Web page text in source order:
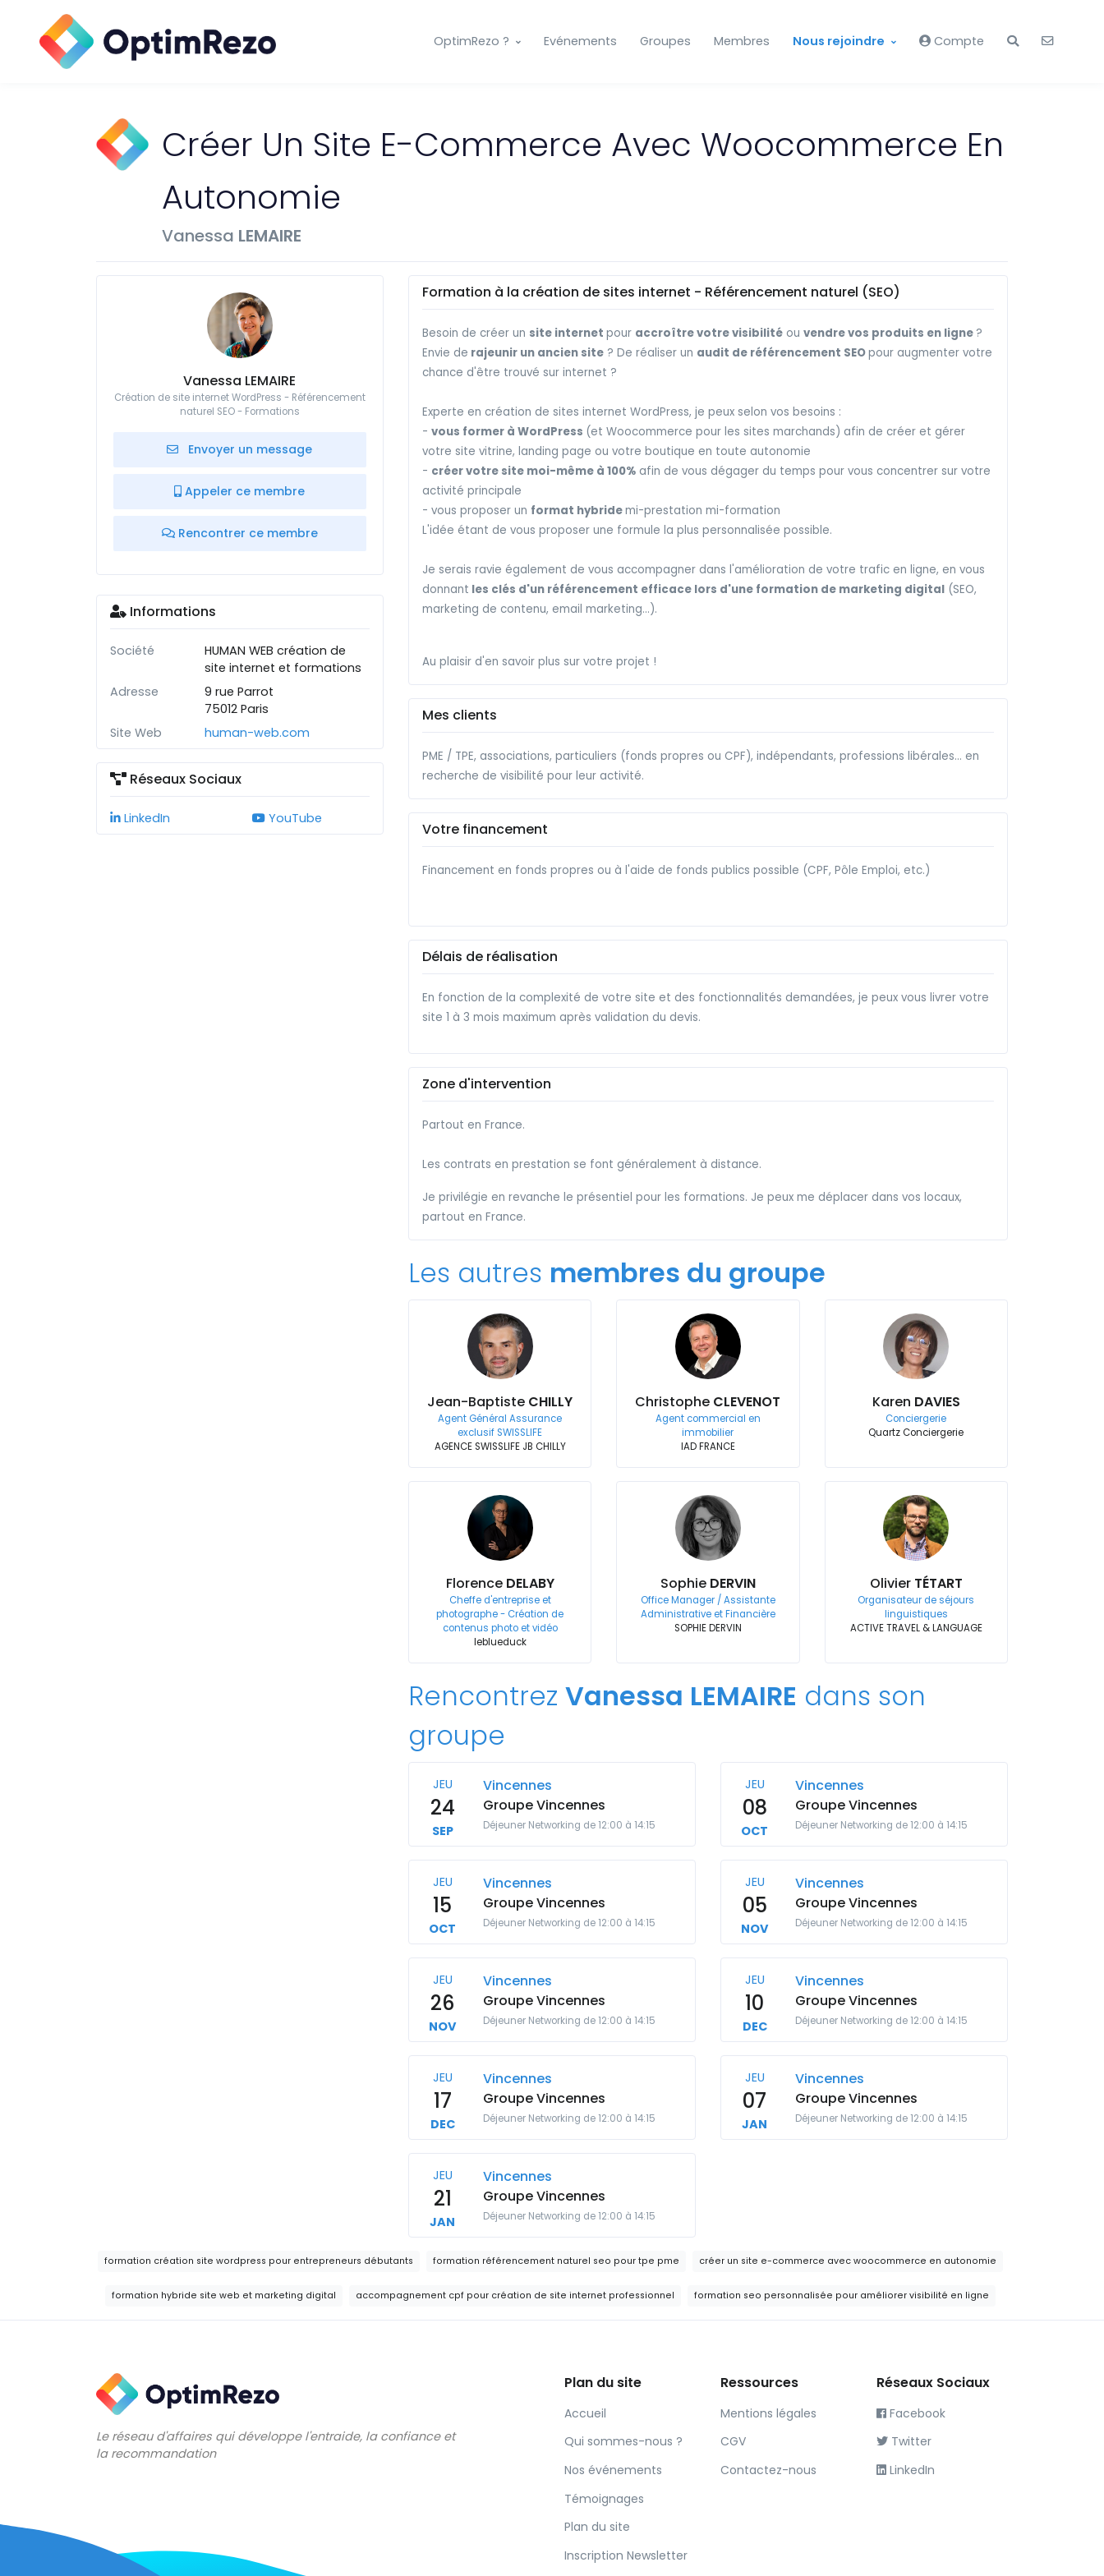
OptimRezo ? Evénements Groupes Membres Nous rejoindre Compte
Créer Un Site E-Commerce Avec Woocommerce En
Autonomie
Vanessa LEMAIRE
Vanessa LEMAIRE
Création de site internet WordPress - Référencement
naturel SEO - Formations
Envoyer un message
Appeler ce membre
Rencontrer ce membre
Informations
Société
HUMAN WEB création de
site internet et formations
Adresse
9 rue Parrot
75012 Paris
Site Web
human-web.com
Réseaux Sociaux
LinkedIn YouTube
Formation à la création de sites internet - Référencement naturel (SEO)
Besoin de créer un site internet pour accroître votre visibilitéou vendre vos produits en ligne ?
Envie de rajeunir un ancien site? De réaliser un audit de référencement SEOpour augmenter votre
chance d'être trouvé sur internet ?
Experte en création de sites internet WordPress, je peux selon vos besoins :
- vous former à WordPress (et Woocommerce pour les sites marchands) afin de créer et gérer
votre site vitrine, landing page ou votre boutique en toute autonomie
- créer votre site moi-même à 100%afin de vous dégager du temps pour vous concentrer sur votre
activité principale
- vous proposer un format hybridemi-prestation mi-formation
L'idée étant de vous proposer une formule la plus personnalisée possible.
Je serais ravie également de vous accompagner dans l'amélioration de votre trafic en ligne, en vous
donnant les clés d'un référencement efficace lors d'une formation de marketing digital(SEO,
marketing de contenu, email marketing...).
Au plaisir d'en savoir plus sur votre projet !
Mes clients
PME / TPE, associations, particuliers (fonds propres ou CPF), indépendants, professions libérales... en
recherche de visibilité pour leur activité.
Votre financement
Financement en fonds propres ou à l'aide de fonds publics possible (CPF, Pôle Emploi, etc.)
Délais de réalisation
En fonction de la complexité de votre site et des fonctionnalités demandées, je peux vous livrer votre
site 1 à 3 mois maximum après validation du devis.
Zone d'intervention
Partout en France.
Les contrats en prestation se font généralement à distance.
Je privilégie en revanche le présentiel pour les formations. Je peux me déplacer dans vos locaux,
partout en France.
Les autres membres du groupe
Jean-Baptiste CHILLY
Agent Général Assurance
exclusif SWISSLIFE
AGENCE SWISSLIFE JB CHILLY
Christophe CLEVENOT
Agent commercial en
immobilier
IAD FRANCE
Karen DAVIES
Conciergerie
Quartz Conciergerie
Florence DELABY
Cheffe d'entreprise et
photographe - Création de
contenus photo et vidéo
leblueduck
Sophie DERVIN
Office Manager / Assistante
Administrative et Financière
SOPHIE DERVIN
Olivier TÉTART
Organisateur de séjours
linguistiques
ACTIVE TRAVEL & LANGUAGE
Rencontrez Vanessa LEMAIRE dans son
groupe
JEU
24
SEP
Vincennes
Groupe Vincennes
Déjeuner Networking de 12:00 à 14:15
JEU
08
OCT
Vincennes
Groupe Vincennes
Déjeuner Networking de 12:00 à 14:15
JEU
15
OCT
Vincennes
Groupe Vincennes
Déjeuner Networking de 12:00 à 14:15
JEU
05
NOV
Vincennes
Groupe Vincennes
Déjeuner Networking de 12:00 à 14:15
JEU
26
NOV
Vincennes
Groupe Vincennes
Déjeuner Networking de 12:00 à 14:15
JEU
10
DEC
Vincennes
Groupe Vincennes
Déjeuner Networking de 12:00 à 14:15
JEU
17
DEC
Vincennes
Groupe Vincennes
Déjeuner Networking de 12:00 à 14:15
JEU
07
JAN
Vincennes
Groupe Vincennes
Déjeuner Networking de 12:00 à 14:15
JEU
21
JAN
Vincennes
Groupe Vincennes
Déjeuner Networking de 12:00 à 14:15
formation création site wordpress pour entrepreneurs débutants formation référencement naturel seo pour tpe pme créer un site e-commerce avec woocommerce en autonomie
formation hybride site web et marketing digital accompagnement cpf pour création de site internet professionnel formation seo personnalisée pour améliorer visibilité en ligne
Le réseau d'affaires qui développe l'entraide, la confiance et
la recommandation
Plan du site
Accueil
Qui sommes-nous ?
Nos événements
Témoignages
Plan du site
Inscription Newsletter
Ressources
Mentions légales
CGV
Contactez-nous
Réseaux Sociaux
Facebook
Twitter
LinkedIn